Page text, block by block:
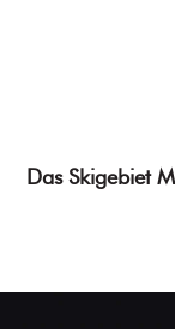
Das Skigebiet